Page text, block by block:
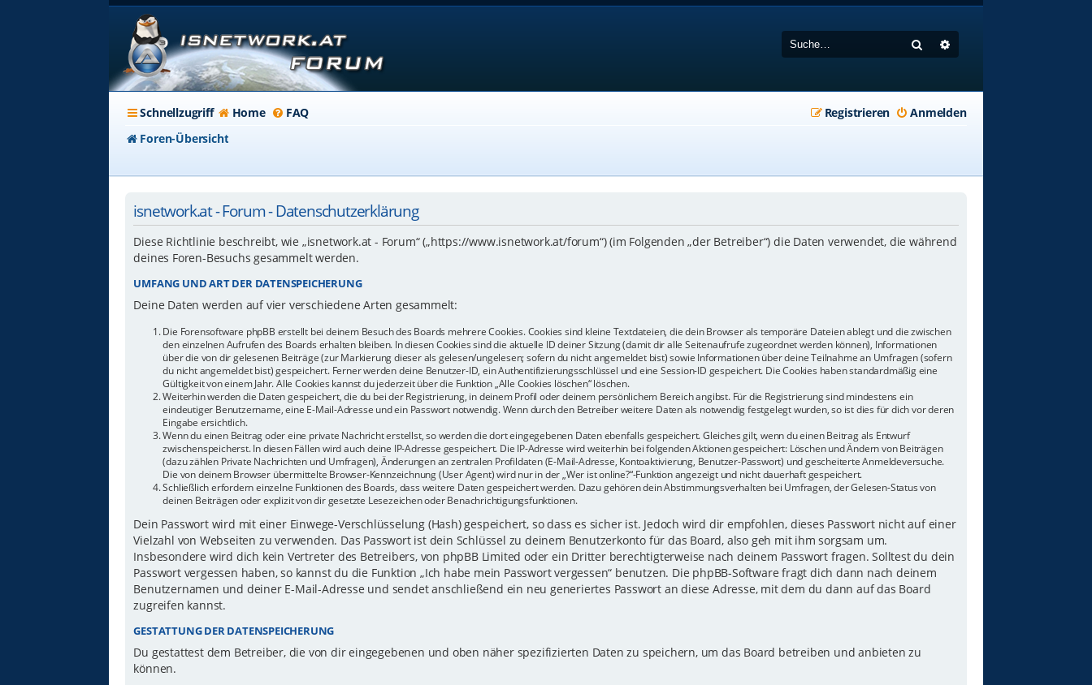
Suche
Schnellzugriff Home FAQ Anmelden
Registrieren
Foren-Übersicht
isnetwork.at - Forum - Datenschutzerklärung
Diese Richtlinie beschreibt, wie „isnetwork.at - Forum“ („https://www.isnetwork.at/forum“) (im Folgenden „der Betreiber“) die Daten verwendet, die während
deines Foren-Besuchs gesammelt werden.
UMFANG UND ART DER DATENSPEICHERUNG
Deine Daten werden auf vier verschiedene Arten gesammelt:
Die Forensoftware phpBB erstellt bei deinem Besuch des Boards mehrere Cookies. Cookies sind kleine Textdateien, die dein Browser als temporäre Dateien ablegt und die zwischen
den einzelnen Aufrufen des Boards erhalten bleiben. In diesen Cookies sind die aktuelle ID deiner Sitzung (damit dir alle Seitenaufrufe zugeordnet werden können), Informationen
über die von dir gelesenen Beiträge (zur Markierung dieser als gelesen/ungelesen; sofern du nicht angemeldet bist) sowie Informationen über deine Teilnahme an Umfragen (sofern
du nicht angemeldet bist) gespeichert. Ferner werden deine Benutzer-ID, ein Authentifizierungsschlüssel und eine Session-ID gespeichert. Die Cookies haben standardmäßig eine
Gültigkeit von einem Jahr. Alle Cookies kannst du jederzeit über die Funktion „Alle Cookies löschen“ löschen.
Weiterhin werden die Daten gespeichert, die du bei der Registrierung, in deinem Profil oder deinem persönlichem Bereich angibst. Für die Registrierung sind mindestens ein
eindeutiger Benutzername, eine E-Mail-Adresse und ein Passwort notwendig. Wenn durch den Betreiber weitere Daten als notwendig festgelegt wurden, so ist dies für dich vor deren
Eingabe ersichtlich.
Wenn du einen Beitrag oder eine private Nachricht erstellst, so werden die dort eingegebenen Daten ebenfalls gespeichert. Gleiches gilt, wenn du einen Beitrag als Entwurf
zwischenspeicherst. In diesen Fällen wird auch deine IP-Adresse gespeichert. Die IP-Adresse wird weiterhin bei folgenden Aktionen gespeichert: Löschen und Ändern von Beiträgen
(dazu zählen Private Nachrichten und Umfragen), Änderungen an zentralen Profildaten (E-Mail-Adresse, Kontoaktivierung, Benutzer-Passwort) und gescheiterte Anmeldeversuche.
Die von deinem Browser übermittelte Browser-Kennzeichnung (User Agent) wird nur in der „Wer ist online?“-Funktion angezeigt und nicht dauerhaft gespeichert.
Schließlich erfordern einzelne Funktionen des Boards, dass weitere Daten gespeichert werden. Dazu gehören dein Abstimmungsverhalten bei Umfragen, der Gelesen-Status von
deinen Beiträgen oder explizit von dir gesetzte Lesezeichen oder Benachrichtigungsfunktionen.
Dein Passwort wird mit einer Einwege-Verschlüsselung (Hash) gespeichert, so dass es sicher ist. Jedoch wird dir empfohlen, dieses Passwort nicht auf einer
Vielzahl von Webseiten zu verwenden. Das Passwort ist dein Schlüssel zu deinem Benutzerkonto für das Board, also geh mit ihm sorgsam um.
Insbesondere wird dich kein Vertreter des Betreibers, von phpBB Limited oder ein Dritter berechtigterweise nach deinem Passwort fragen. Solltest du dein
Passwort vergessen haben, so kannst du die Funktion „Ich habe mein Passwort vergessen“ benutzen. Die phpBB-Software fragt dich dann nach deinem
Benutzernamen und deiner E-Mail-Adresse und sendet anschließend ein neu generiertes Passwort an diese Adresse, mit dem du dann auf das Board
zugreifen kannst.
GESTATTUNG DER DATENSPEICHERUNG
Du gestattest dem Betreiber, die von dir eingegebenen und oben näher spezifizierten Daten zu speichern, um das Board betreiben und anbieten zu
können.